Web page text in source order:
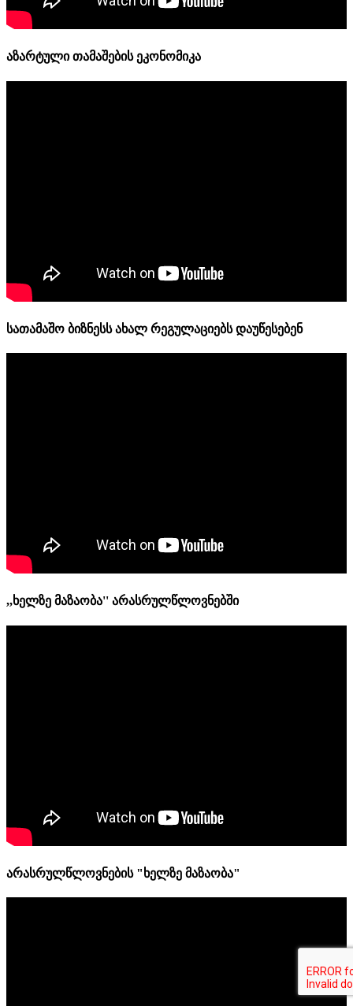
აზარტული თამაშების ეკონომიკა
სათამაშო ბიზნესს ახალ რეგულაციებს დაუწესებენ
,,ხელზე მაზაობა'' არასრულწლოვნებში
არასრულწლოვნების "ხელზე მაზაობა"